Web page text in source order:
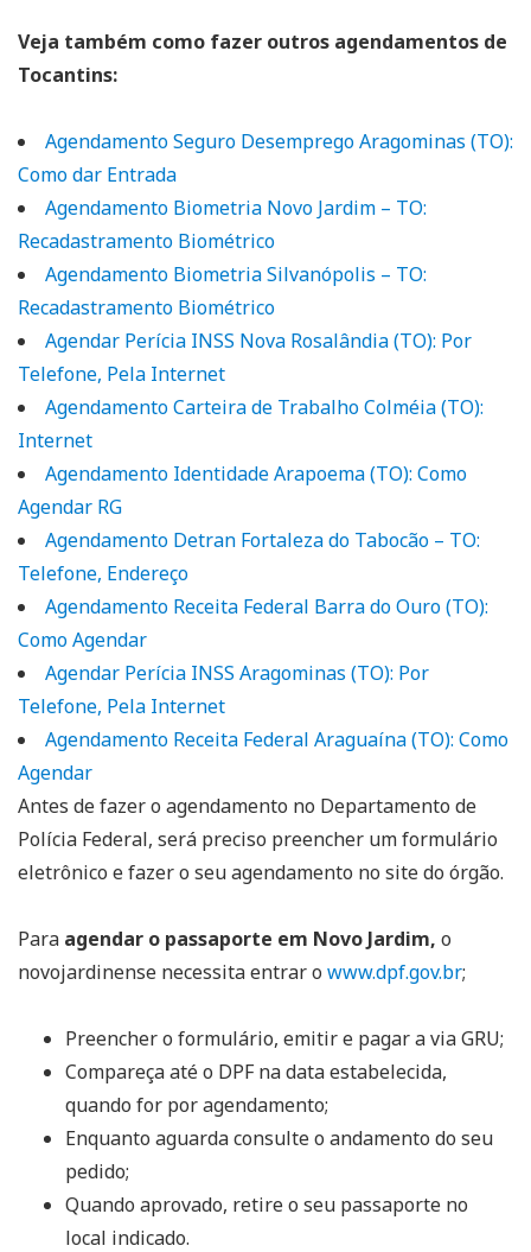
Veja também como fazer outros agendamentos de
Tocantins:
Agendamento Seguro Desemprego Aragominas (TO):
Como dar Entrada
Agendamento Biometria Novo Jardim – TO:
Recadastramento Biométrico
Agendamento Biometria Silvanópolis – TO:
Recadastramento Biométrico
Agendar Perícia INSS Nova Rosalândia (TO): Por
Telefone, Pela Internet
Agendamento Carteira de Trabalho Colméia (TO):
Internet
Agendamento Identidade Arapoema (TO): Como
Agendar RG
Agendamento Detran Fortaleza do Tabocão – TO:
Telefone, Endereço
Agendamento Receita Federal Barra do Ouro (TO):
Como Agendar
Agendar Perícia INSS Aragominas (TO): Por
Telefone, Pela Internet
Agendamento Receita Federal Araguaína (TO): Como
Agendar
Antes de fazer o agendamento no Departamento de
Polícia Federal, será preciso preencher um formulário
eletrônico e fazer o seu agendamento no site do órgão.
Para agendar o passaporte em Novo Jardim, o
novojardinense necessita entrar o www.dpf.gov.br;
Preencher o formulário, emitir e pagar a via GRU;
Compareça até o DPF na data estabelecida,
quando for por agendamento;
Enquanto aguarda consulte o andamento do seu
pedido;
Quando aprovado, retire o seu passaporte no
local indicado.